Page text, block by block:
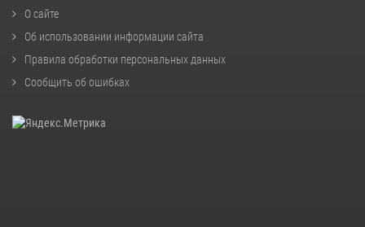
О сайте
Об использовании информации сайта
Правила обработки персональных данных
Сообщить об ошибках